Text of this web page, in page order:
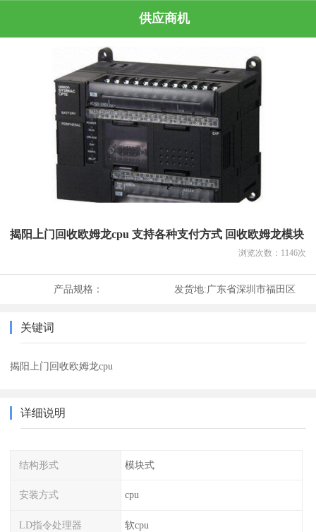
供应商机
揭阳上门回收欧姆龙cpu 支持各种支付方式 回收欧姆龙模块
浏览次数： 1146次
产品规格： 发货地:广东省深圳市福田区
关键词
揭阳上门回收欧姆龙cpu
详细说明
结构形式 模块式
安装方式 cpu
LD指令处理器 软cpu